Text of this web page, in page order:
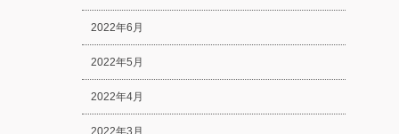
2022年6月
2022年5月
2022年4月
2022年3月